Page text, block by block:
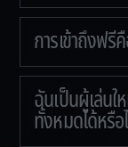
การเข้าถึงฟรี
ฉันเป็นผู้เล่นใ
ทั้งหมดได้หรือ